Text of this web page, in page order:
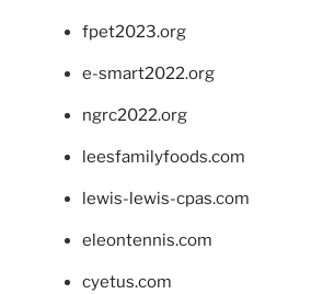
fpet2023.org
e-smart2022.org
ngrc2022.org
leesfamilyfoods.com
lewis-lewis-cpas.com
eleontennis.com
cyetus.com